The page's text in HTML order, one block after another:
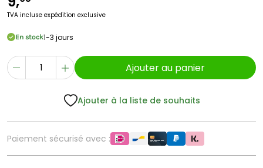
TVA incluse expédition exclusive
En stock1-3 jours
Ajouter au panier
Ajouter à la liste de souhaits
Paiement sécurisé avec :